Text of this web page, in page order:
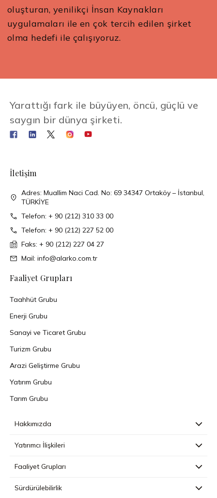
oluşturan, yenilikçi İnsan Kaynakları
uygulamaları ile en çok tercih edilen şirket
olma hedefi ile çalışıyoruz.
Yarattığı fark ile büyüyen, öncü, güçlü ve
saygın bir dünya şirketi.
İletişim
Adres: Muallim Naci Cad. No: 69 34347 Ortaköy – İstanbul,
TÜRKİYE
Telefon: + 90 (212) 310 33 00
Telefon: + 90 (212) 227 52 00
Faks: + 90 (212) 227 04 27
Mail: info@alarko.com.tr
Faaliyet Grupları
Taahhüt Grubu
Enerji Grubu
Sanayi ve Ticaret Grubu
Turizm Grubu
Arazi Geliştirme Grubu
Yatırım Grubu
Tarım Grubu
Hakkımızda
Yatırımcı İlişkileri
Faaliyet Grupları
Sürdürülebilirlik